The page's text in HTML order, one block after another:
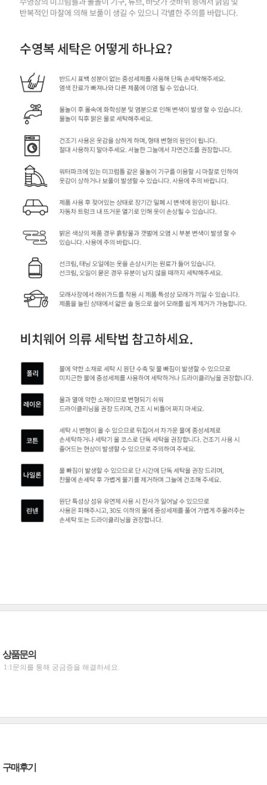
상품문의
1:1문의를 통해 궁금증을 해결하세요.
구매후기